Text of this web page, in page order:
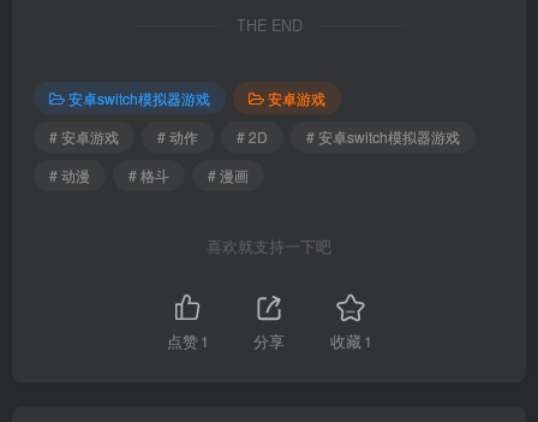
THE END
安卓switch模拟器游戏
安卓游戏
# 安卓游戏
# 动作 # 2D
# 安卓switch模拟器游戏
# 动漫
# 格斗 # 漫画
喜欢就支持一下吧
点赞1 分享 收藏1